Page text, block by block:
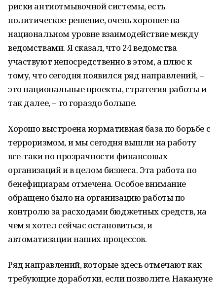
риски антиотмывочной системы, есть
политическое решение, очень хорошее на
национальном уровне взаимодействие между
ведомствами. Я сказал, что 24 ведомства
участвуют непосредственно в этом, а плюс к
тому, что сегодня появился ряд направлений, –
это национальные проекты, стратегия работы и
так далее, – то гораздо больше.
Хорошо выстроена нормативная база по борьбе с
терроризмом, и мы сегодня вышли на работу
все-таки по прозрачности финансовых
организаций и в целом бизнеса. Эта работа по
бенефициарам отмечена. Особое внимание
обращено было на организацию работы по
контролю за расходами бюджетных средств, на
чем я хотел сейчас остановиться, и
автоматизации наших процессов.
Ряд направлений, которые здесь отмечают как
требующие доработки, если позволите. Накануне